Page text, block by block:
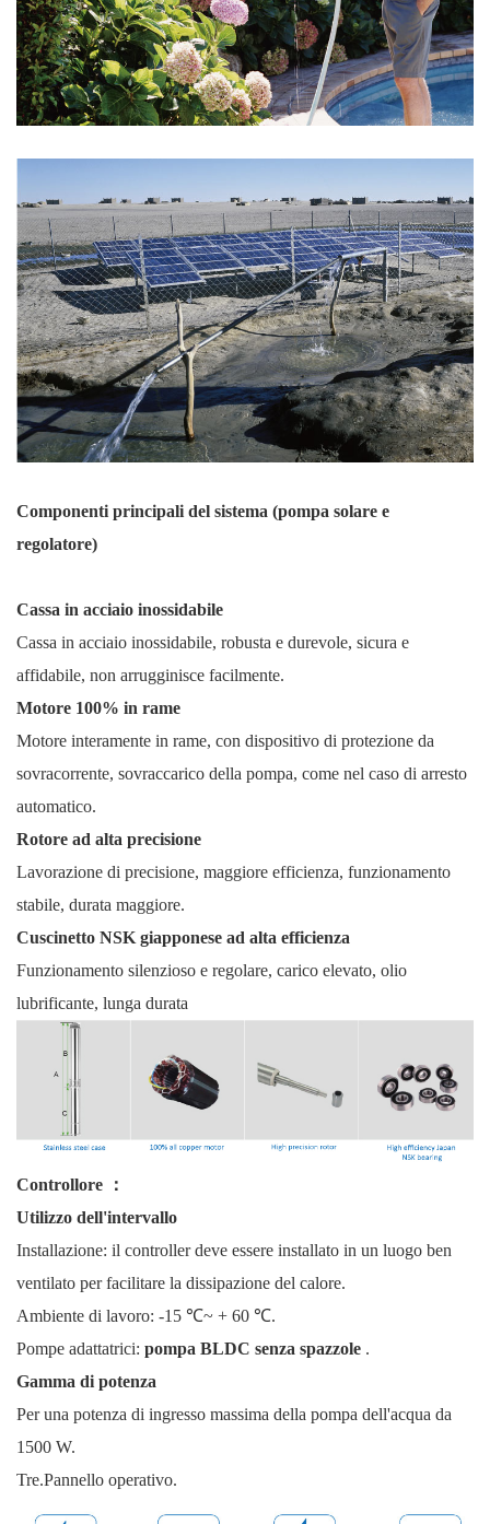
Componenti principali del sistema (pompa solare e
regolatore)
Cassa in acciaio inossidabile
Cassa in acciaio inossidabile, robusta e durevole, sicura e
affidabile, non arrugginisce facilmente.
Motore 100% in rame
Motore interamente in rame, con dispositivo di protezione da
sovracorrente, sovraccarico della pompa, come nel caso di arresto
automatico.
Rotore ad alta precisione
Lavorazione di precisione, maggiore efficienza, funzionamento
stabile, durata maggiore.
Cuscinetto NSK giapponese ad alta efficienza
Funzionamento silenzioso e regolare, carico elevato, olio
lubrificante, lunga durata
Controllore
：
Utilizzo dell'intervallo
Installazione: il controller deve essere installato in un luogo ben
ventilato per facilitare la dissipazione del calore.
Ambiente di lavoro: -15 ℃~ + 60 ℃.
Pompe adattatrici: pompa BLDC senza spazzole .
Gamma di potenza
Per una potenza di ingresso massima della pompa dell'acqua da
1500 W.
Tre.Pannello operativo.